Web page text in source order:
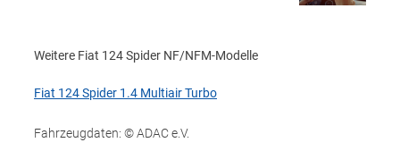
Weitere Fiat 124 Spider NF/NFM-Modelle
Fiat 124 Spider 1.4 Multiair Turbo
Fahrzeugdaten: © ADAC e.V.